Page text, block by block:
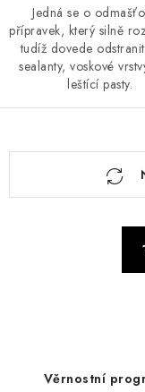
Jedná se o
přípravek, který silně
tudíž dovede
sealanty, voskové
leštící pasty.
Věrnostní